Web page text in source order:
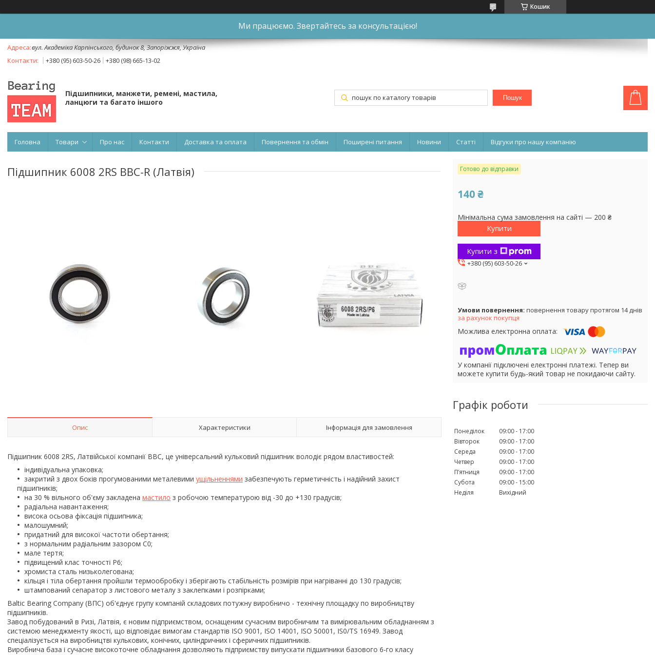
Кошик
Ми працюємо. Звертайтесь за консультацією!
вул. Академіка Карпінського, будинок 8, Запоріжжя, Україна
+380 (95) 603-50-26
+380 (98) 665-13-02
Підшипники, манжети, ремені, мастила,
ланцюги та багато іншого
Пошук
Головна Товари Про нас Контакти Доставка та оплата Повернення та обмін Поширені питання Новини Статті Відгуки про нашу компанію
Підшипник 6008 2RS BBC-R (Латвія)
Опис Характеристики Інформація для замовлення
Підшипник 6008 2RS, Латвійської компанії BBC, це універсальний кульковий підшипник володіє рядом властивостей:
індивідуальна упаковка;
закритий з двох боків прогумованими металевими ущільненнями забезпечують герметичність і надійний захист
підшипників;
на 30 % вільного об'єму закладена мастило з робочою температурою від -30 до +130 градусів;
радіальна навантаження;
висока осьова фіксація підшипника;
малошумний;
придатний для високої частоти обертання;
з нормальним радіальним зазором С0;
мале тертя;
підвищений клас точності P6;
хромиста сталь низьколегована;
кільця і тіла обертання пройшли термообробку і зберігають стабільність розмірів при нагріванні до 130 градусів;
штампований сепаратор з листового металу з заклепками і розпірками;
Baltic Bearing Company (ВПС) об'єднує групу компаній складових потужну виробничо - технічну площадку по виробництву
підшипників.
Завод побудований в Ризі, Латвія, є новим підприємством, оснащеним сучасним виробничим та вимірювальним обладнанням з
системою менеджменту якості, що відповідає вимогам стандартів ISO 9001, ISO 14001, ISO 50001, IS0/TS 16949. Завод
спеціалізується на виробництві кулькових, конічних, циліндричних і сферичних підшипників.
Виробнича база і сучасне високоточне обладнання дозволяють підприємству випускати підшипники базового 6-го класу
Готово до відправки
140 ₴
Мінімальна сума замовлення на сайті — 200 ₴
Купити
Купити з
+380 (95) 603-50-26
повернення товару протягом 14 днів
за рахунок покупця
У компанії підключені електронні платежі. Тепер ви
можете купити будь-який товар не покидаючи сайту.
Графік роботи
Понеділок 09:00
17:00
Вівторок
09:00
17:00
Середа
09:00
17:00
Четвер
09:00
17:00
Пʼятниця
09:00
17:00
Субота
09:00
15:00
Неділя
Вихідний